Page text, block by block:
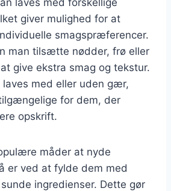
giver mulighed for at
smagspræferencer.
man tilsætte nødder, frø eller
give ekstra smag og tekstur.
laves med eller uden gær,
for dem, der
opskrift.
måder at nyde
er ved at fylde dem med
ingredienser. Dette gør